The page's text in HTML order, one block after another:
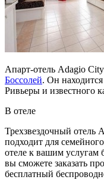
Апарт-отель Adagio
Боссолей. Он
Ривьеры и известного
В отеле
Трехзвездочный отель
подходит для
отеле к вашим услугам
вы сможете заказать
бесплатный